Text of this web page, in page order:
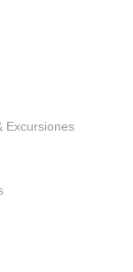
Excursiones